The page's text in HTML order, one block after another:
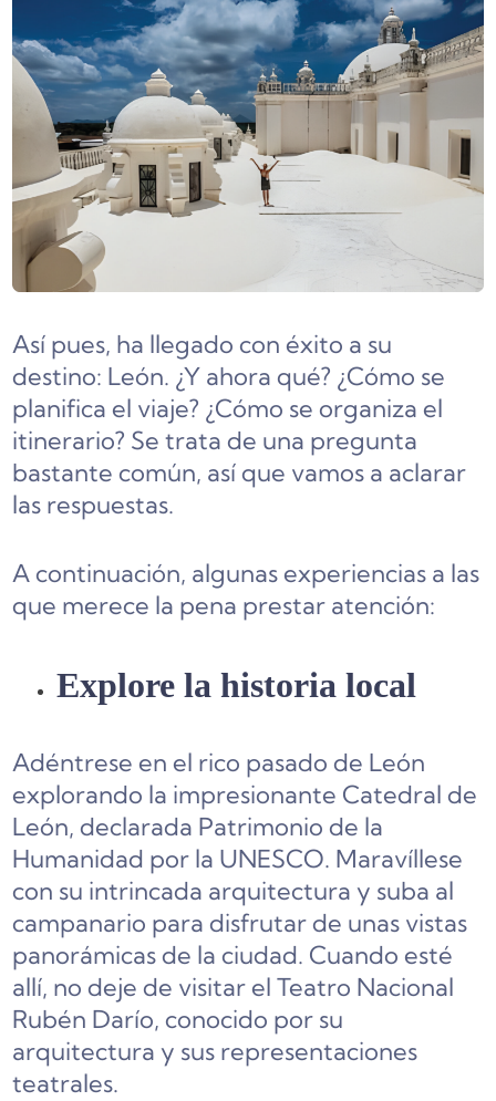
Así pues, ha llegado con éxito a su
destino: León. ¿Y ahora qué? ¿Cómo se
planifica el viaje? ¿Cómo se organiza el
itinerario? Se trata de una pregunta
bastante común, así que vamos a aclarar
las respuestas.
A continuación, algunas experiencias a las
que merece la pena prestar atención:
Explore la historia local
Adéntrese en el rico pasado de León
explorando la impresionante Catedral de
León, declarada Patrimonio de la
Humanidad por la UNESCO. Maravíllese
con su intrincada arquitectura y suba al
campanario para disfrutar de unas vistas
panorámicas de la ciudad. Cuando esté
allí, no deje de visitar el Teatro Nacional
Rubén Darío, conocido por su
arquitectura y sus representaciones
teatrales.